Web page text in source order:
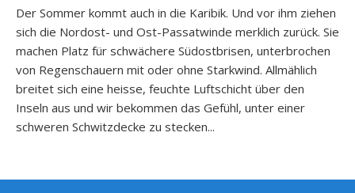
Der Sommer kommt auch in die Karibik. Und vor ihm ziehen
sich die Nordost- und Ost-Passatwinde merklich zurück. Sie
machen Platz für schwächere Südostbrisen, unterbrochen
von Regenschauern mit oder ohne Starkwind. Allmählich
breitet sich eine heisse, feuchte Luftschicht über den
Inseln aus und wir bekommen das Gefühl, unter einer
schweren Schwitzdecke zu stecken...